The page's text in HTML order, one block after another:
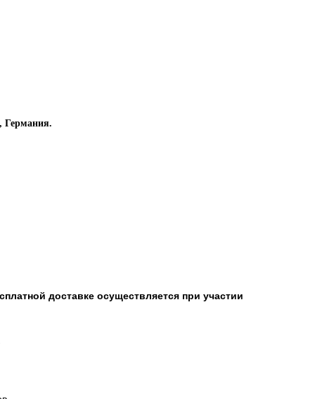
Германия.
доставке осуществляется при участии